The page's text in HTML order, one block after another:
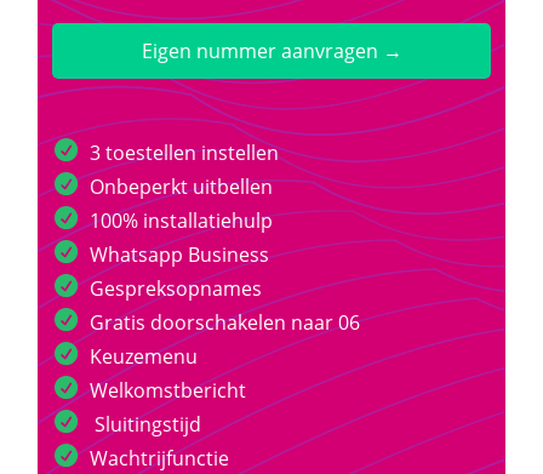
Eigen nummer aanvragen →
3 toestellen instellen
Onbeperkt uitbellen
100% installatiehulp
Whatsapp Business
Gespreksopnames
Gratis doorschakelen naar 06
Keuzemenu
Welkomstbericht
Sluitingstijd
Wachtrijfunctie